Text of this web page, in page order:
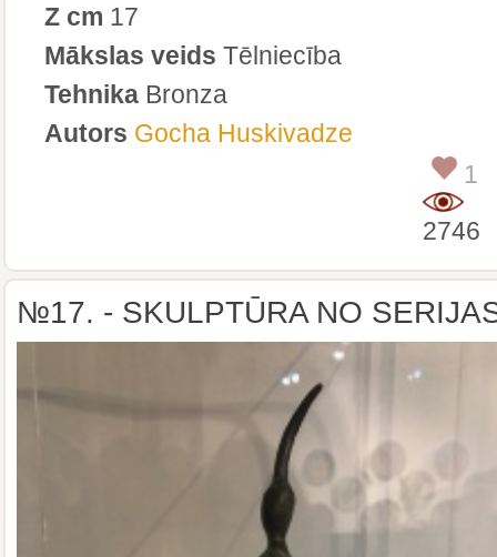
Z cm 17
Mākslas veids Tēlniecība
Tehnika Bronza
Autors Gocha Huskivadze
1
2746